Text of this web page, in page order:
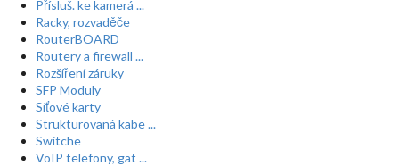
Přísluš. ke kamerá ...
Racky, rozvaděče
RouterBOARD
Routery a firewall ...
Rozšíření záruky
SFP Moduly
Síťové karty
Strukturovaná kabe ...
Switche
VoIP telefony, gat ...